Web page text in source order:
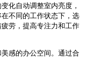
化自动调整室内亮度，
不同的工作状态下，选
劳，提高专注力和工作
感的办公空间。通过合